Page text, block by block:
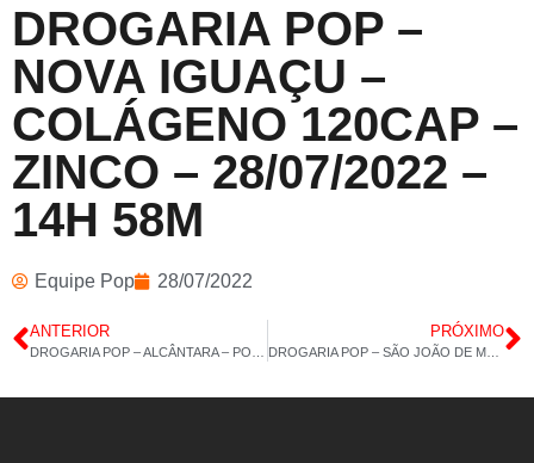
DROGARIA POP –
NOVA IGUAÇU –
COLÁGENO 120CAP –
ZINCO – 28/07/2022 –
14H 58M
Equipe Pop 28/07/2022
ANTERIOR PRÓXIMO
DROGARIA POP – SÃO JOÃO DE MERITI – VÁRIOS PRODUTOS – 29/07/2022 – 14H 33M